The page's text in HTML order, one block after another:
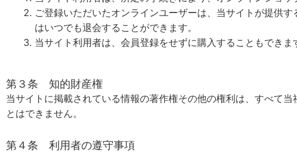
ご登録いただいたオンラインユーザーは、当サイトが提供
はいつでも退会することができます。
当サイト利用者は、会員登録をせずに購入することもできま
第３条 知的財産権
当サイトに掲載されている情報の著作権その他の権利は、すべて
とはできません。
第４条 利用者の遵守事項